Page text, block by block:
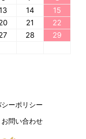
13 14
15
21
22
28
29
ーポリシー
お問い合わせ